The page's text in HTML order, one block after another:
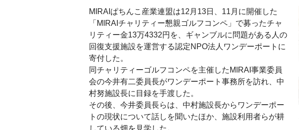
MIRAIぱちんこ産業連盟は12月13日、11月に開催した
「MIRAIチャリティー懇親ゴルフコンペ」で募ったチャ
リティー金13万4332円を、ギャンブルに問題がある人の
回復支援施設を運営する認定NPO法人ワンデーポートに
寄付した。
同チャリティーゴルフコンペを主催したMIRAI事業委員
会の今井有二委員長がワンデーポート事務所を訪れ、中
村努施設長に目録を手渡した。
その後、今井委員長らは、中村施設長からワンデーポー
トの現状について話しを聞いたほか、施設利用者らが耕